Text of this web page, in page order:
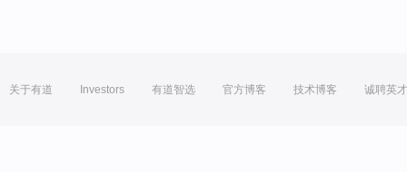
关于有道 Investors 有道智选 官方博客 技术博客 诚聘英才